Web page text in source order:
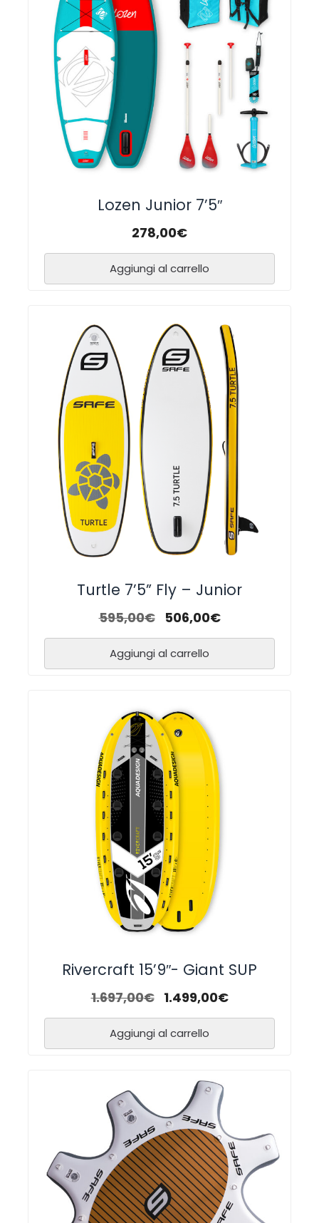
Lozen Junior 7’5″
278,00€
Aggiungi al carrello
Turtle 7’5” Fly – Junior
595,00€ 506,00€
Aggiungi al carrello
Rivercraft 15’9″- Giant SUP
1.697,00€ 1.499,00€
Aggiungi al carrello